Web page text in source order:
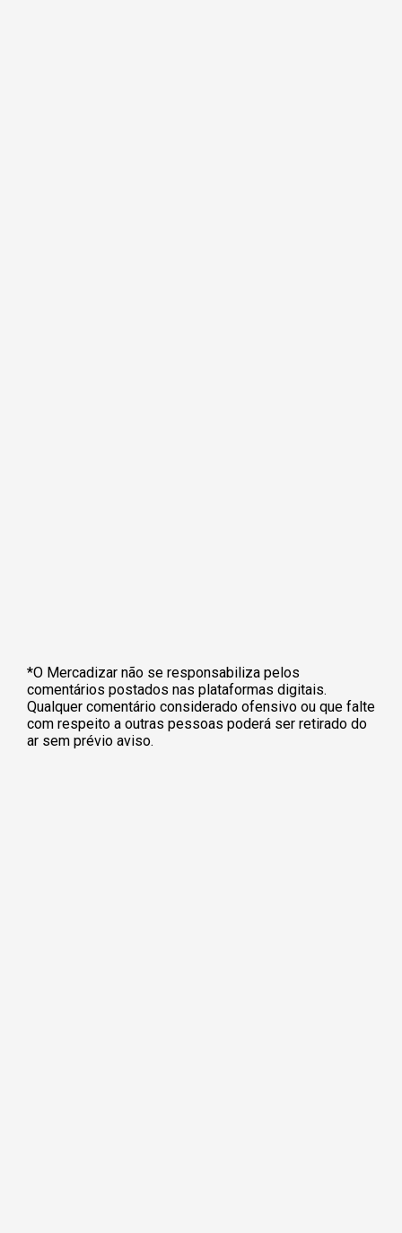
*O Mercadizar não se responsabiliza pelos
comentários postados nas plataformas digitais.
Qualquer comentário considerado ofensivo ou que falte
com respeito a outras pessoas poderá ser retirado do
ar sem prévio aviso.